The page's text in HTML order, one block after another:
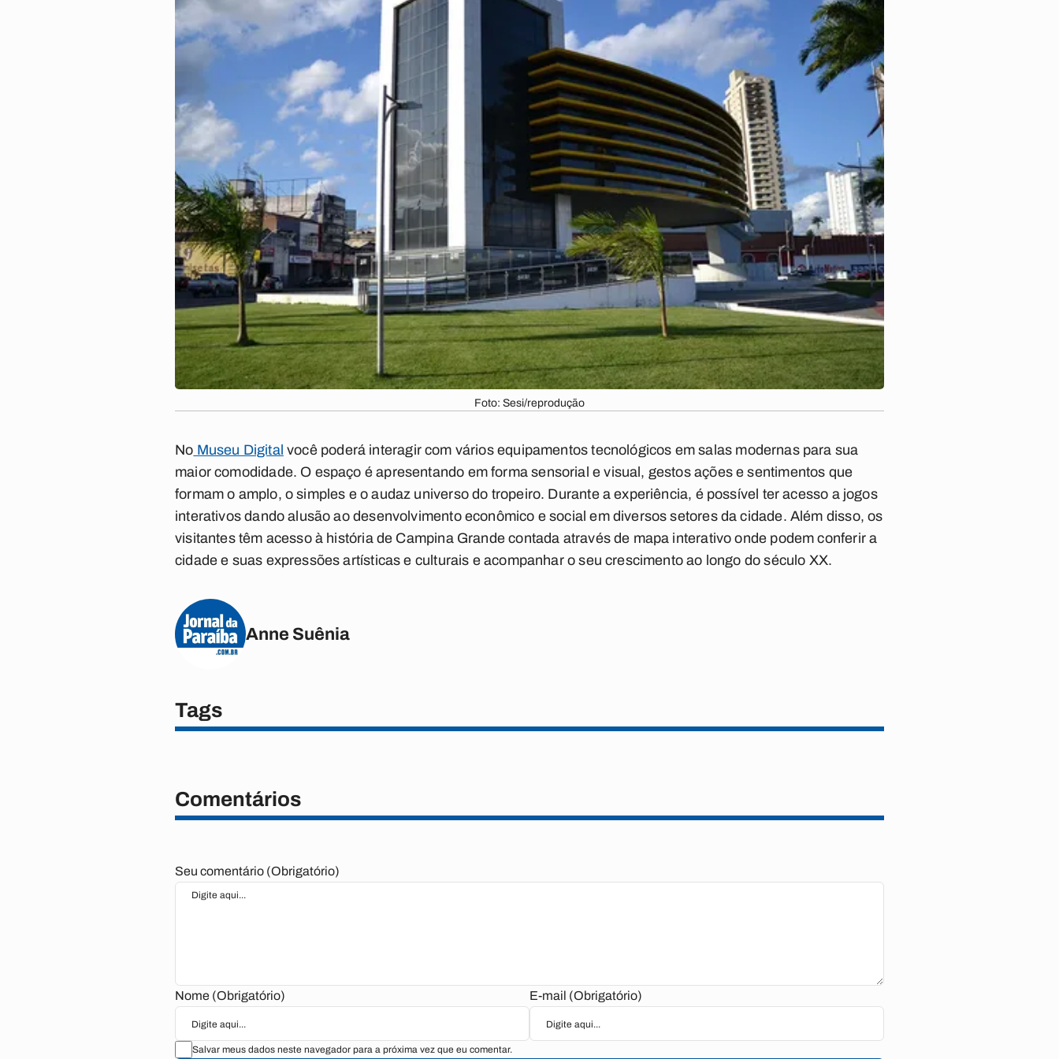
Foto: Sesi/reprodução
No Museu Digital você poderá interagir com vários equipamentos tecnológicos em salas modernas para sua
maior comodidade. O espaço é apresentando em forma sensorial e visual, gestos ações e sentimentos que
formam o amplo, o simples e o audaz universo do tropeiro. Durante a experiência, é possível ter acesso a jogos
interativos dando alusão ao desenvolvimento econômico e social em diversos setores da cidade. Além disso, os
visitantes têm acesso à história de Campina Grande contada através de mapa interativo onde podem conferir a
cidade e suas expressões artísticas e culturais e acompanhar o seu crescimento ao longo do século XX.
Anne Suênia
Tags
Comentários
Seu comentário (Obrigatório)
Nome (Obrigatório) E-mail (Obrigatório)
Salvar meus dados neste navegador para a próxima vez que eu comentar.